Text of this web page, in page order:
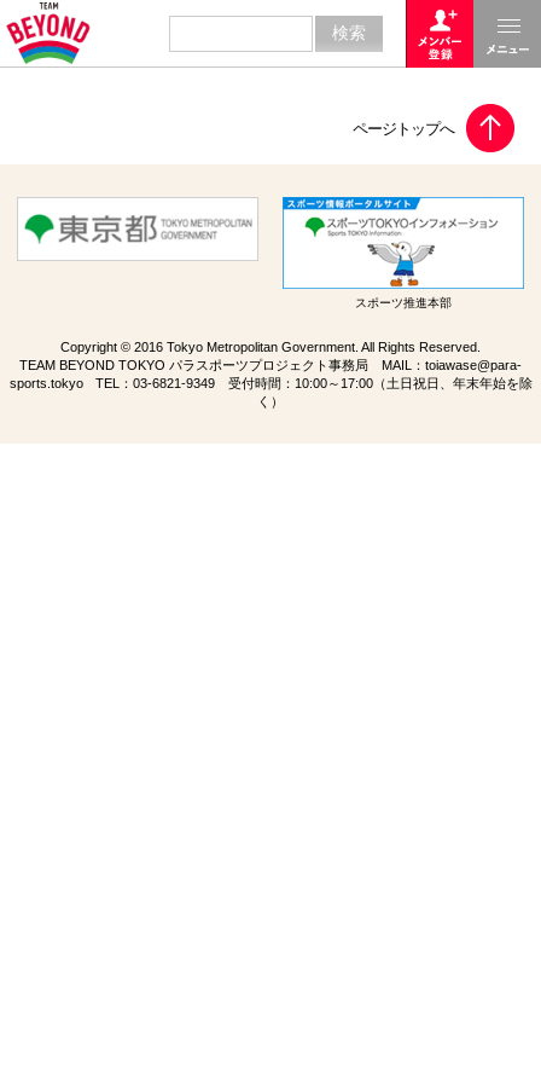
スポーツ推進本部
Copyright © 2016 Tokyo Metropolitan Government. All Rights Reserved.
TEAM BEYOND TOKYO パラスポーツプロジェクト事務局 MAIL： toiawase@para-
sports.tokyoTEL： 03-6821-9349受付時間：10:00～17:00（土日祝日、年末年始を除
く）